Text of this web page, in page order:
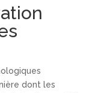
dont les